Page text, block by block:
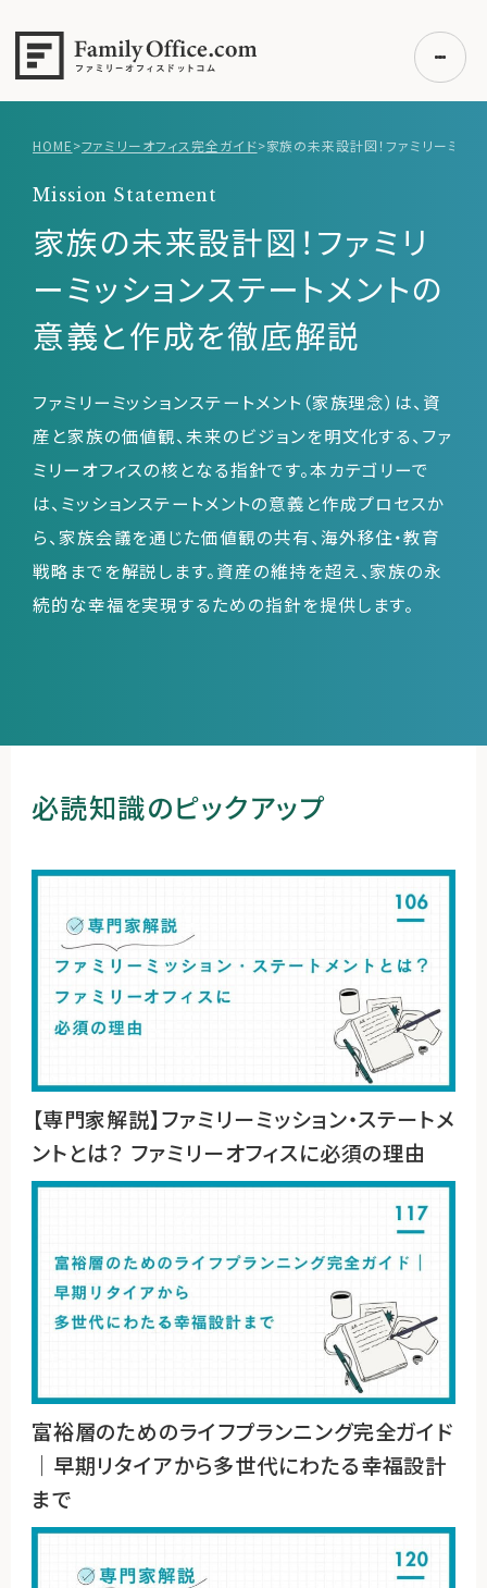
事例紹介
エキスパート一覧
無料講座
利用者の声
無料ご相談 ログイン
運営会社
ファミリーオフィスとは
HOME>ファミリーオフィス完全ガイド>
Mission Statement
家族の未来設計図！ファミリ
ーミッションステートメントの
意義と作成を徹底解説
ファミリーミッションステートメント（家族理念）は、資
産と家族の価値観、未来のビジョンを明文化する、ファ
ミリーオフィスの核となる指針です。本カテゴリーで
は、ミッションステートメントの意義と作成プロセスか
ら、家族会議を通じた価値観の共有、海外移住・教育
戦略までを解説します。資産の維持を超え、家族の永
続的な幸福を実現するための指針を提供します。
必読知識のピックアップ
【専門家解説】ファミリーミッション・ステートメ
ントとは？ ファミリーオフィスに必須の理由
富裕層のためのライフプランニング完全ガイド
｜早期リタイアから多世代にわたる幸福設計
まで